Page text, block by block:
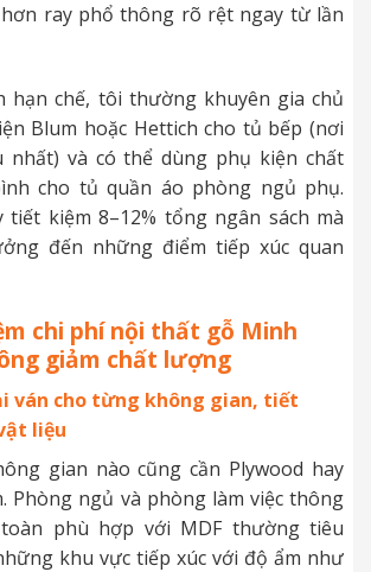
ray phổ thông rõ rệt ngay từ lần
hạn chế, tôi thường khuyên gia chủ
Blum hoặc Hettich cho tủ bếp (nơi
nhất) và có thể dùng phụ kiện chất
cho tủ quần áo phòng ngủ phụ.
tiết kiệm 8–12% tổng ngân sách mà
đến những điểm tiếp xúc quan
chi phí nội thất gỗ Minh
giảm chất lượng
ván cho từng không gian, tiết
liệu
gian nào cũng cần Plywood hay
Phòng ngủ và phòng làm việc thông
phù hợp với MDF thường tiêu
khu vực tiếp xúc với độ ẩm như